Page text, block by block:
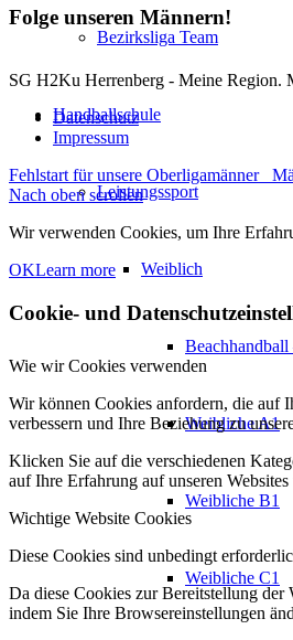
Bezirksliga Team
Handballschule
Leistungssport
Weiblich
Weibliche A1
Weibliche B1
Weibliche C1
Folge unseren Männern!
SG H2Ku Herrenberg - Meine Region.
Datenschutz
Impressum
Fehlstart für unsere Oberligamänner
Nach oben scrollen
Wir verwenden Cookies, um Ihre
OKLearn more
Cookie- und
Wie wir Cookies verwenden
Wir können Cookies anfordern, die auf
verbessern und Ihre Beziehung zu
Klicken Sie auf die verschiedenen
auf Ihre Erfahrung auf unseren
Wichtige Website Cookies
Diese Cookies sind unbedingt
Da diese Cookies zur Bereitstellung der
indem Sie Ihre Browsereinstellungen